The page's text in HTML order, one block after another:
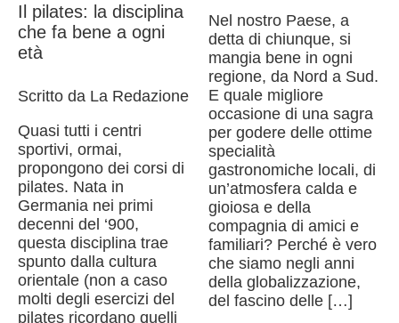
Il pilates: la disciplina
che fa bene a ogni
età
Scritto da La Redazione
Quasi tutti i centri
sportivi, ormai,
propongono dei corsi di
pilates. Nata in
Germania nei primi
decenni del ‘900,
questa disciplina trae
spunto dalla cultura
orientale (non a caso
molti degli esercizi del
pilates ricordano quelli
Nel nostro Paese, a
detta di chiunque, si
mangia bene in ogni
regione, da Nord a Sud.
E quale migliore
occasione di una sagra
per godere delle ottime
specialità
gastronomiche locali, di
un’atmosfera calda e
gioiosa e della
compagnia di amici e
familiari? Perché è vero
che siamo negli anni
della globalizzazione,
del fascino delle […]